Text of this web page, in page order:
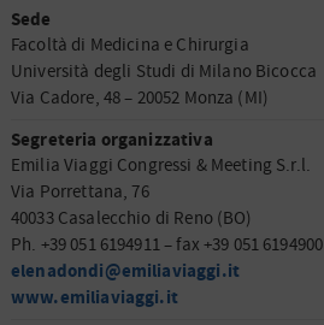
Sede
Facoltà di Medicina e Chirurgia
Università degli Studi di Milano Bicocca
Via Cadore, 48 – 20052 Monza (MI)
Segreteria organizzativa
Emilia Viaggi Congressi & Meeting S.r.l.
Via Porrettana, 76
40033 Casalecchio di Reno (BO)
Ph. +39 051 6194911 – fax +39 051 6194900
elenadondi@emiliaviaggi.it
www.emiliaviaggi.it